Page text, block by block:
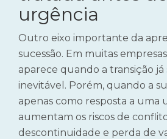
urgência
Outro eixo importante da
sucessão. Em muitas
aparece quando a transição
inevitável. Porém, quando a
apenas como resposta a uma
aumentam os riscos de
descontinuidade e perda de